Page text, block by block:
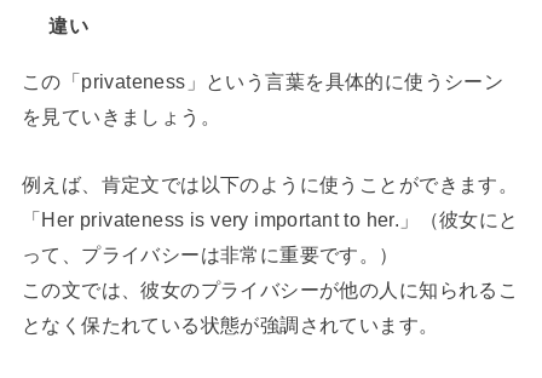
違い
この「privateness」という言葉を具体的に使うシーン
を見ていきましょう。
例えば、肯定文では以下のように使うことができます。
「Her privateness is very important to her.」（彼女にと
って、プライバシーは非常に重要です。）
この文では、彼女のプライバシーが他の人に知られるこ
となく保たれている状態が強調されています。